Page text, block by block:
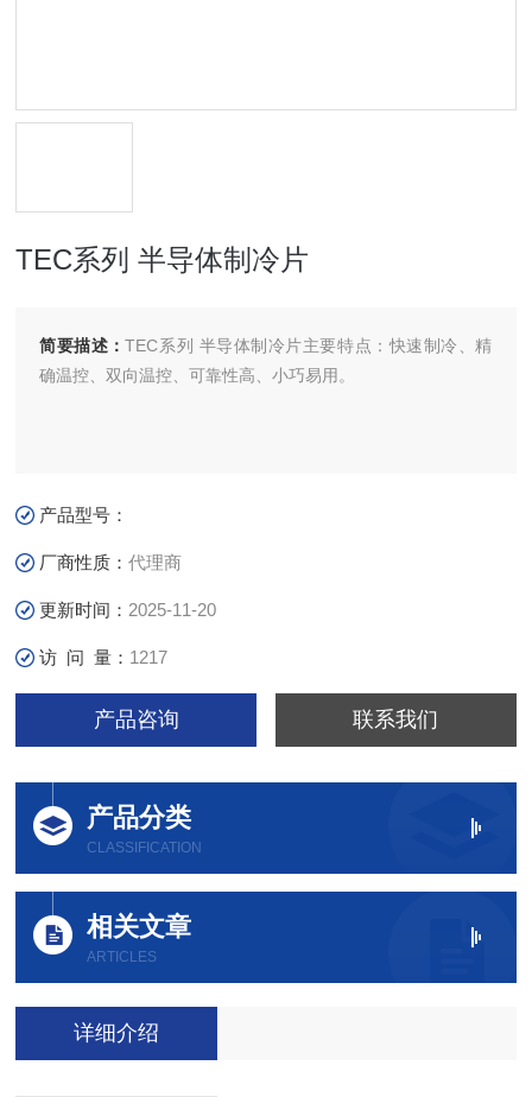
TEC系列 半导体制冷片
简要描述：TEC系列 半导体制冷片主要特点：快速制冷、精
确温控、双向温控、可靠性高、小巧易用。
产品型号：
厂商性质：代理商
更新时间： 2025-11-20
访 问 量： 1217
产品咨询 联系我们
产品分类
CLASSIFICATION
相关文章
ARTICLES
详细介绍